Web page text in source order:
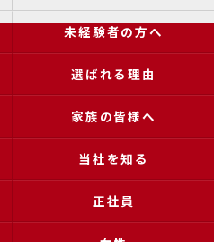
未経験者の方へ
選ばれる理由
家族の皆様へ
当社を知る
正社員